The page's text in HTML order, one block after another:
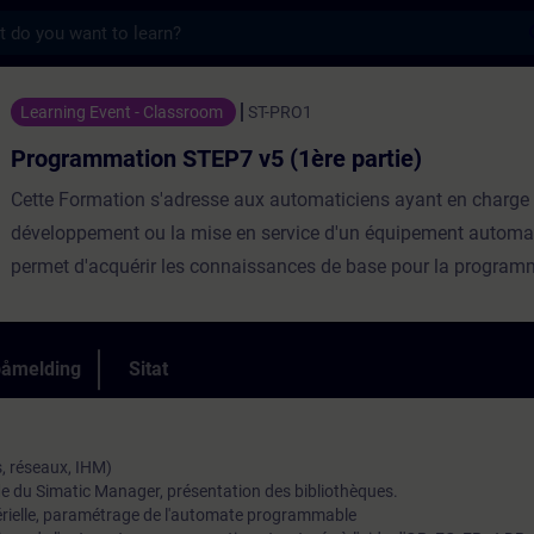
STEP7 v5 (1ère partie) - Opplæring -
Learning Event - Classroom ST-PRO1
Programmation STEP7 v5 (1ère partie)
Cette Formation s'adresse aux automaticiens ayant en charge
développement ou la mise en service d'un équipement
permet d'acquérir les connaissances de base pour la
Théorie, 30% PratiqueParticipants max12Evaluation des
CPF ⓘNonCertificationNonTest de prérequisConnaissances
Sitat
réseaux, IHM)
du Simatic Manager, présentation des bibliothèques.
paramétrage de l'automate programmable